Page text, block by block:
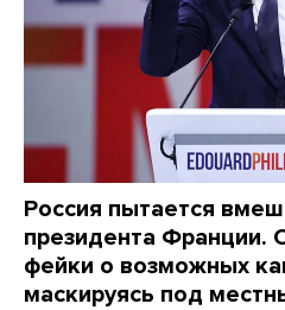
Россия пытается
президента Франции.
фейки о возможных
маскируясь под